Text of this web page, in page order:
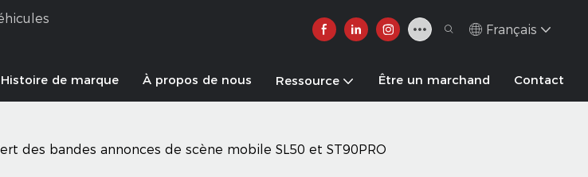
Français
Histoire de marque À propos de nous Ressource Être un marchand Contact
des bandes annonces de scène mobile SL50 et ST90PRO